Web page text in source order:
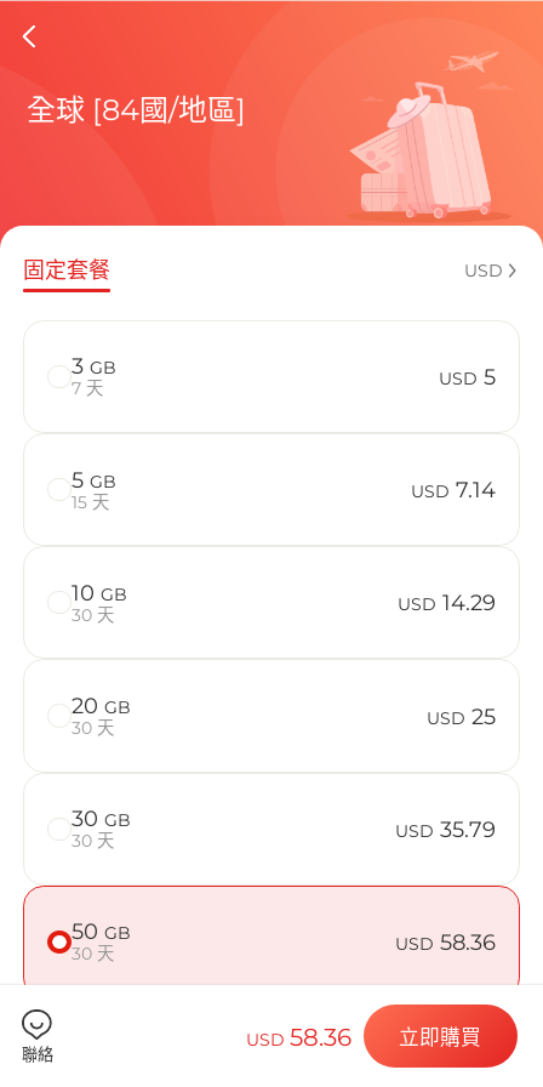
包含目前
如何享受
在
Billion
選擇您的目的
安裝您的
全球 [84國/地區]
固定套餐 USD
3 GB
7 天
USD 5
5 GB
15 天
USD 7.14
10 GB
30 天
USD 14.29
20 GB
30 天
USD 25
30 GB
30 天
USD 35.79
50 GB
30 天
USD 58.36
聯絡
USD58.36 立即購買